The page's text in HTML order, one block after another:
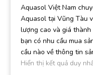
Aquasol Việt Nam
Aquasol tại Vũng Tàu
lượng cao và giá thành
bạn có nhu cầu mua
cầu nào về thông tin
Hiển thị kết quả duy